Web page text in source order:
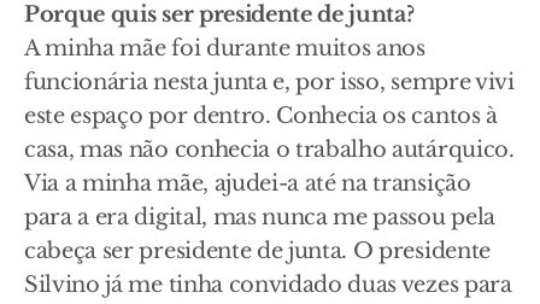
Porque quis ser presidente de junta?
A minha mãe foi durante muitos anos
funcionária nesta junta e, por isso, sempre vivi
este espaço por dentro. Conhecia os cantos à
casa, mas não conhecia o trabalho autárquico.
Via a minha mãe, ajudei-a até na transição
para a era digital, mas nunca me passou pela
cabeça ser presidente de junta. O presidente
Silvino já me tinha convidado duas vezes para